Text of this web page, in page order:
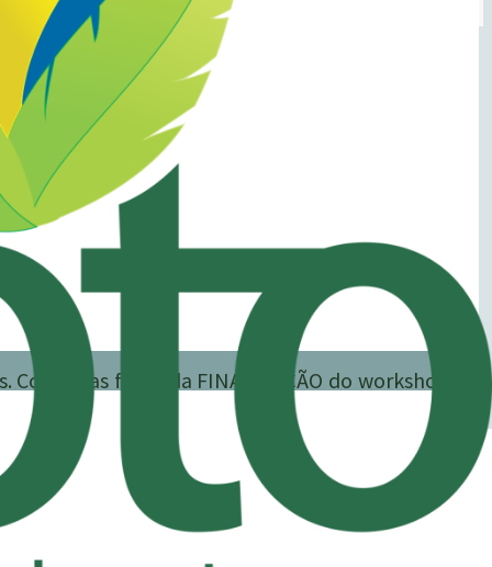
as fotos da FINALIZAÇÃO do workshop